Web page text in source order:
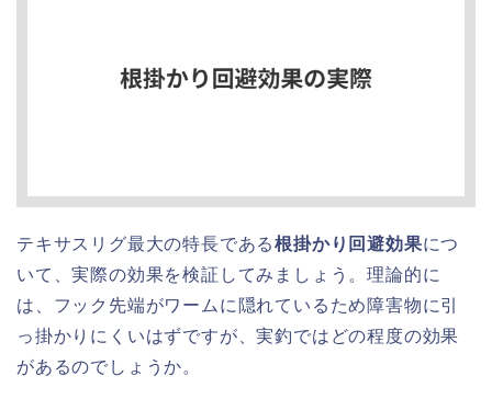
テキサスリグ最大の特長である根掛かり回避効果につ
いて、実際の効果を検証してみましょう。理論的に
は、フック先端がワームに隠れているため障害物に引
っ掛かりにくいはずですが、実釣ではどの程度の効果
があるのでしょうか。